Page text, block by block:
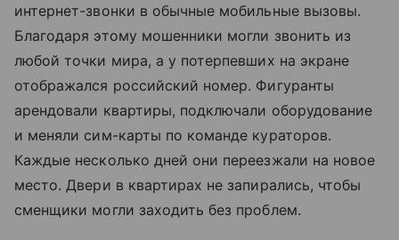
интернет-звонки в обычные мобильные вызовы.
Благодаря этому мошенники могли звонить из
любой точки мира, а у потерпевших на экране
отображался российский номер. Фигуранты
арендовали квартиры, подключали оборудование
и меняли сим-карты по команде кураторов.
Каждые несколько дней они переезжали на новое
место. Двери в квартирах не запирались, чтобы
сменщики могли заходить без проблем.